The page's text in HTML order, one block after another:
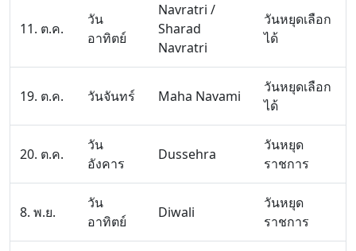
11. ต.ค.
วัน
อาทิตย์
Navratri /
Sharad
Navratri
วันหยุดเลือก
ได้
19. ต.ค. วันจันทร์ Maha Navami
วันหยุดเลือก
ได้
20. ต.ค.
วัน
อังคาร
Dussehra
วันหยุด
ราชการ
8. พ.ย.
วัน
อาทิตย์
Diwali
วันหยุด
ราชการ